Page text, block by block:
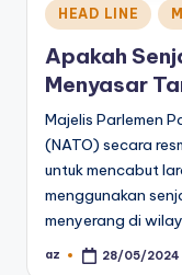
Posted
in
HEAD LINE
Apakah
Menyasar
Majelis Parlemen
(NATO) secara
untuk mencabut
menggunakan
menyerang di
Posted
az 28/05/2024